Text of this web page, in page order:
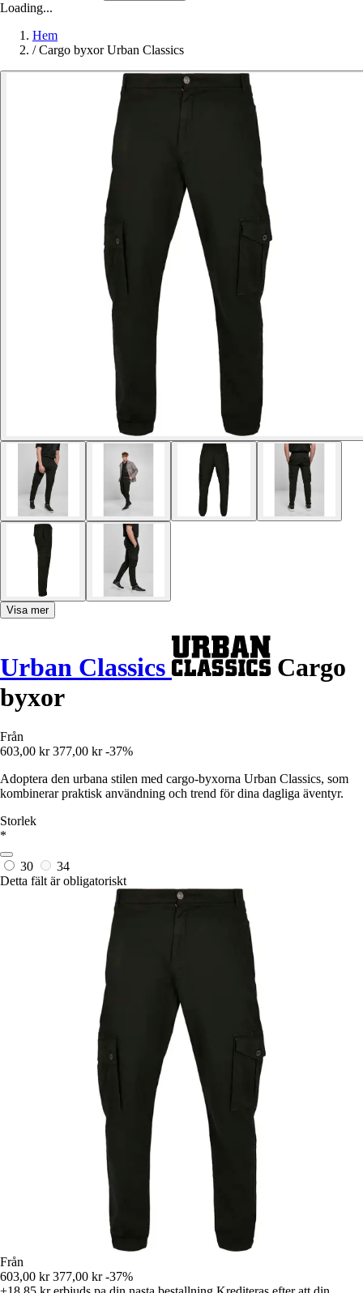
Loading...
Hem
/ Cargo byxor Urban Classics
Visa mer
Urban Classics
Cargo
byxor
Från
603,00 kr 377,00 kr -37%
Adoptera den urbana stilen med cargo-byxorna Urban Classics, som
kombinerar praktisk användning och trend för dina dagliga äventyr.
Storlek
*
30
34
Detta fält är obligatoriskt
Från
603,00 kr 377,00 kr -37%